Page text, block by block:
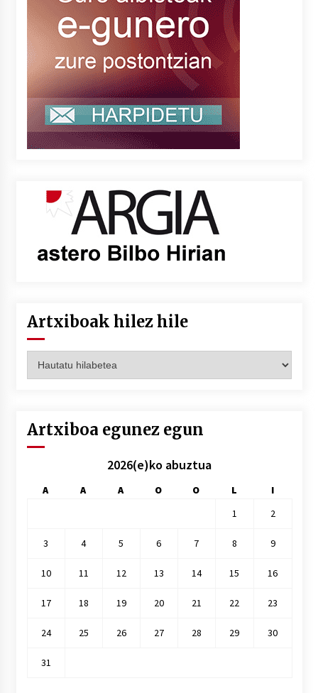
Artxiboak hilez hile
hilez
Artxiboa egunez egun
2026(e)ko abuztua
A A A O O L
I
1
2
3 4 5 6 7 8 9
10 11 12 13 14 15 16
17 18 19 20 21 22 23
24 25 26 27 28 29 30
31